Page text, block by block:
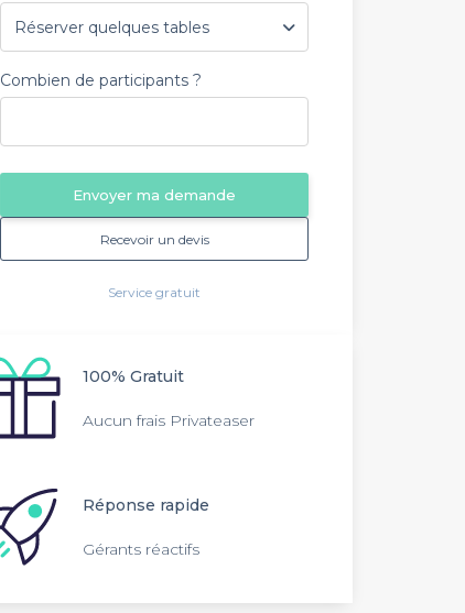
Combien de participants ?
Envoyer ma demande
Recevoir un devis
Service gratuit
100% Gratuit
Aucun frais Privateaser
Réponse rapide
Gérants réactifs